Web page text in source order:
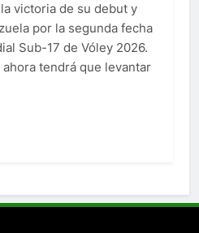
victoria de su debut y
por la segunda fecha
Sub-17 de Vóley 2026.
tendrá que levantar